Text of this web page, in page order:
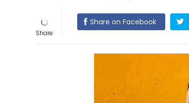
Share on Facebook